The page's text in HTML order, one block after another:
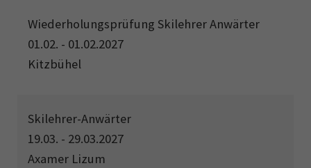
Wiederholungsprüfung Skilehrer Anwärter
01.02. - 01.02.2027
Kitzbühel
Skilehrer-Anwärter
19.03. - 29.03.2027
Axamer Lizum